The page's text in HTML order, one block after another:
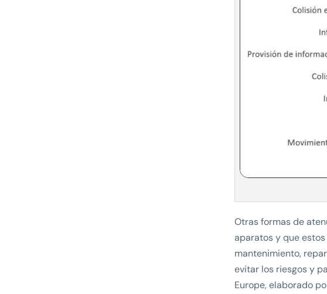
Otras formas de
aparatos y que
mantenimiento,
evitar los riesgos y
Europe, elaborado